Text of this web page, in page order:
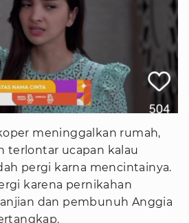
meninggalkan rumah,
terlontar ucapan kalau
pergi karna mencintainya.
karena pernikahan
dan pembunuh Anggia